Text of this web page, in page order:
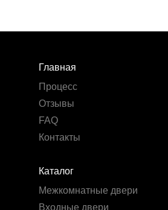
Каталог
Межкомнатные двери
Входные двери
Главная
Процесс
Отзывы
FAQ
Контакты